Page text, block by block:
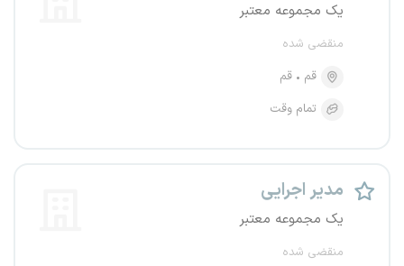
یک مجموعه معتبر
منقضی شده
قم
قم
تمام وقت
مدیر اجرایی
یک مجموعه معتبر
منقضی شده